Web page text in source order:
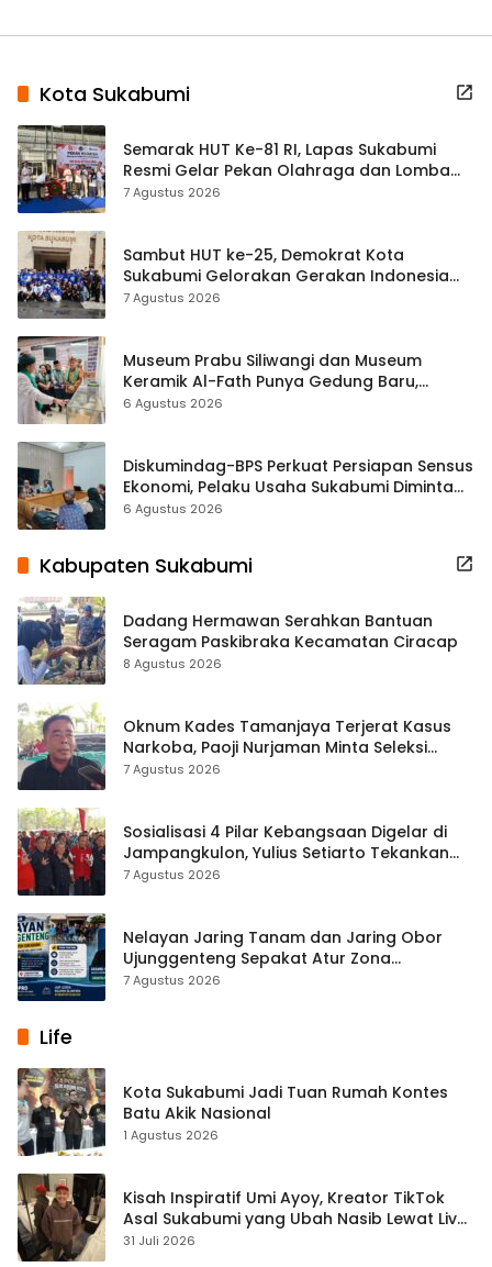
Kota Sukabumi
Semarak HUT Ke-81 RI, Lapas Sukabumi
Resmi Gelar Pekan Olahraga dan Lomba
Tradisional
7 Agustus 2026
Sambut HUT ke-25, Demokrat Kota
Sukabumi Gelorakan Gerakan Indonesia
ASRI Lewat Aksi Bersih Masjid Agung
7 Agustus 2026
Museum Prabu Siliwangi dan Museum
Keramik Al-Fath Punya Gedung Baru,
Hampir 500 Koleksi Dipisahkan
6 Agustus 2026
Diskumindag-BPS Perkuat Persiapan Sensus
Ekonomi, Pelaku Usaha Sukabumi Diminta
Terbuka Beri Data
6 Agustus 2026
Kabupaten Sukabumi
Dadang Hermawan Serahkan Bantuan
Seragam Paskibraka Kecamatan Ciracap
8 Agustus 2026
Oknum Kades Tamanjaya Terjerat Kasus
Narkoba, Paoji Nurjaman Minta Seleksi
Calon Kades Diperketat
7 Agustus 2026
Sosialisasi 4 Pilar Kebangsaan Digelar di
Jampangkulon, Yulius Setiarto Tekankan
Pentingnya Persatuan
7 Agustus 2026
Nelayan Jaring Tanam dan Jaring Obor
Ujunggenteng Sepakat Atur Zona
Penangkapan
7 Agustus 2026
Life
Kota Sukabumi Jadi Tuan Rumah Kontes
Batu Akik Nasional
1 Agustus 2026
Kisah Inspiratif Umi Ayoy, Kreator TikTok
Asal Sukabumi yang Ubah Nasib Lewat Live
Streaming
31 Juli 2026